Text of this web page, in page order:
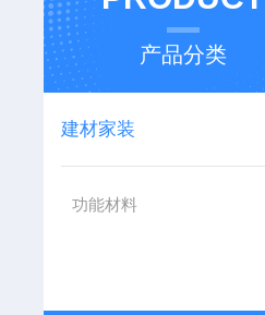
产品分类
建材家装
功能材料